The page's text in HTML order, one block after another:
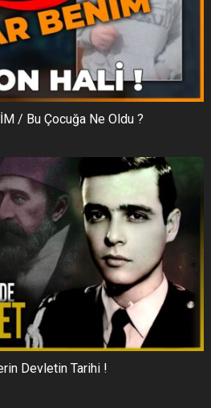
/ Bu Çocuğa Ne Oldu ?
Devletin Tarihi !